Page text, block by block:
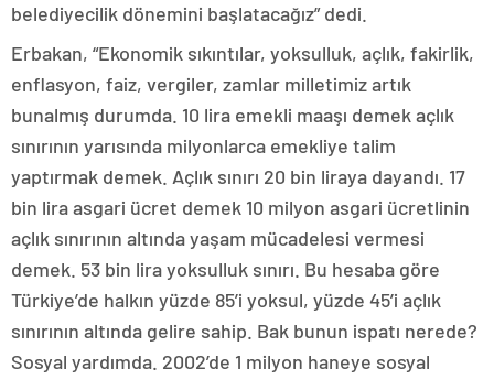
belediyecilik dönemini başlatacağız” dedi.
Erbakan, “Ekonomik sıkıntılar, yoksulluk, açlık, fakirlik,
enflasyon, faiz, vergiler, zamlar milletimiz artık
bunalmış durumda. 10 lira emekli maaşı demek açlık
sınırının yarısında milyonlarca emekliye talim
yaptırmak demek. Açlık sınırı 20 bin liraya dayandı. 17
bin lira asgari ücret demek 10 milyon asgari ücretlinin
açlık sınırının altında yaşam mücadelesi vermesi
demek. 53 bin lira yoksulluk sınırı. Bu hesaba göre
Türkiye’de halkın yüzde 85’i yoksul, yüzde 45’i açlık
sınırının altında gelire sahip. Bak bunun ispatı nerede?
Sosyal yardımda. 2002’de 1 milyon haneye sosyal